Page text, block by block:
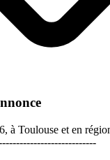
à Toulouse et en